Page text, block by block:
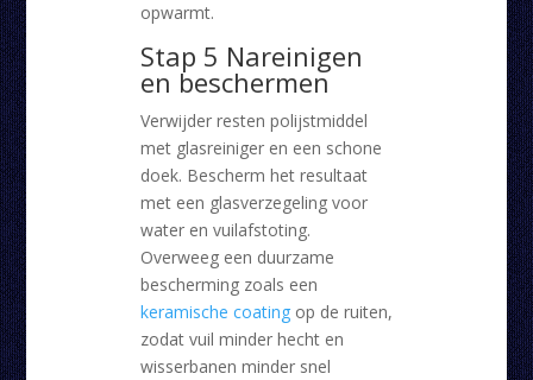
opwarmt.
Stap 5 Nareinigen
en beschermen
Verwijder resten polijstmiddel
met glasreiniger en een schone
doek. Bescherm het resultaat
met een glasverzegeling voor
water en vuilafstoting.
Overweeg een duurzame
bescherming zoals een
keramische coatingop de ruiten,
zodat vuil minder hecht en
wisserbanen minder snel